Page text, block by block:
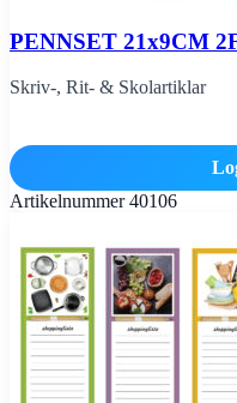
PENNSET 21x9CM
Skriv-, Rit- & Skolartiklar
Artikelnummer40106